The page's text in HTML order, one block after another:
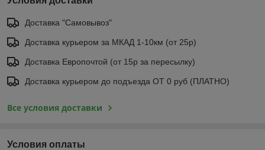
Доставка "Самовывоз"
Доставка курьером за МКАД 1-10км (от 25р)
Доставка Европочтой (от 15р за пересылку)
Доставка курьером до подъезда ОТ 0 руб (ПЛАТНО)
Все условия доставки
Условия оплаты